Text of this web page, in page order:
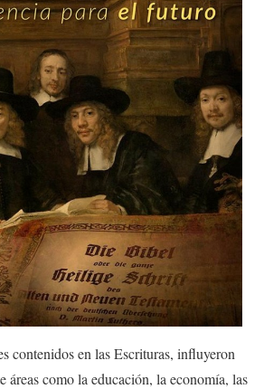
contenidos en las Escrituras, influyeron
áreas como la educación, la economía, las